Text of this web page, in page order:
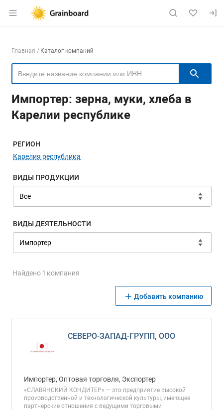
Раздел навигации по сайту
Навигация по компаниям
Главная Каталог компаний
Импортер: зерна, муки, хлеба в
Карелии республике
Меню навигации
РЕГИОН
Карелия республика
ВИДЫ ПРОДУКЦИИ
ВИДЫ ДЕЯТЕЛЬНОСТИ
Найдено 1 компания
Добавить компанию
СЕВЕРО-ЗАПАД-ГРУПП, ООО
Импортер, Оптовая торговля, Экспортер
«СЛАВЯНСКИЙ КОНДИТЕР» — это предприятие высокой
производственной и технологической культуры, имеющее
партнерские отношения с ведущими торговыми